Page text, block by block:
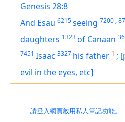
Genesis 28:8
And Esau 6215seeing 7200 ,
daughters 1323of Canaan
7451 Isaac 3327 his father 1 ;
evil in the eyes, etc]
請登入網頁啟用私人筆記功能。